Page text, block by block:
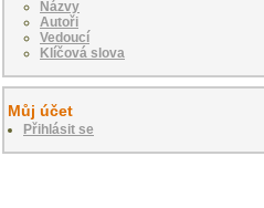
Názvy
Autoři
Vedoucí
Klíčová slova
Můj účet
Přihlásit se